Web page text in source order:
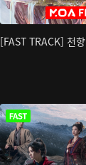
[FAST TRACK] 천향